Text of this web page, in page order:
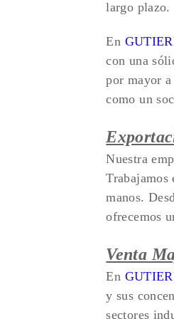
largo plazo.
En
con una
por mayor
como un
Nuestra
Trabajamos
manos.
ofrecemos
Venta
En
y sus
sectores